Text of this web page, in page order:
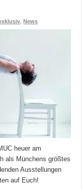
,News
heuer am
als Münchens größtes
Ausstellungen
auf Euch!